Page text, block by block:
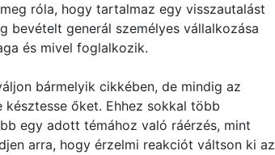
róla, hogy tartalmaz egy visszautalást
bevételt generál személyes vállalkozása
és mivel foglalkozik.
bármelyik cikkében, de mindig az
őket. Ehhez sokkal több
egy adott témához való ráérzés, mint
arra, hogy érzelmi reakciót váltson ki az